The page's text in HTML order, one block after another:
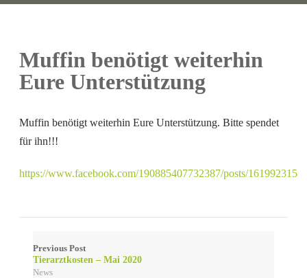
Muffin benötigt weiterhin
Eure Unterstützung
Muffin benötigt weiterhin Eure Unterstützung. Bitte spendet
für ihn!!!
https://www.facebook.com/190885407732387/posts/
Previous Post
Tierarztkosten – Mai 2020
News